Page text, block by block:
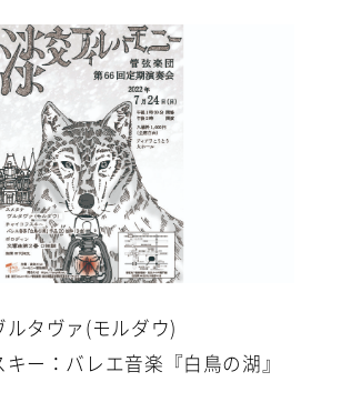
ルタヴァ(モルダウ)
ー：バレエ音楽『白鳥の湖』